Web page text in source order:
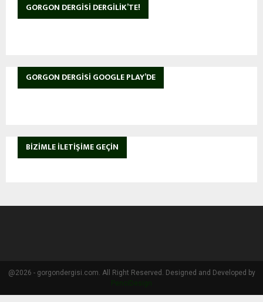
GORGON DERGISI DERGILIK’TE!
GORGON DERGISI GOOGLE PLAY’DE
BIZIMLE İLETIŞIME GEÇIN
@2026 - gorgondergisi.com. All Right Reserved. Designed and Developed by